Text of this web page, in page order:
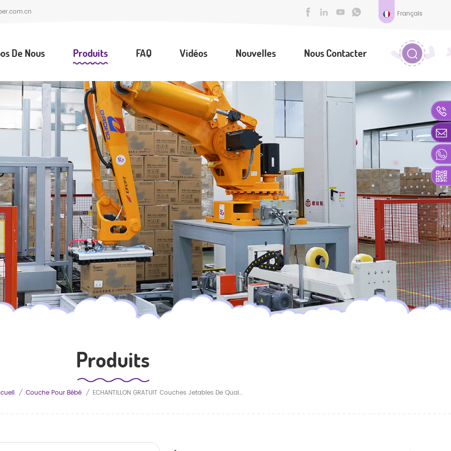
Français
De Nous Produits FAQ Vidéos Nouvelles Nous Contacter
Produits
/ Couche Pour Bébé / ÉCHANTILLON GRATUIT Couches Jetables De Qualité Pour Bébé Culottes Pour Bébé Biologiques Douces Pour La Peau Culottes Pour Bébé